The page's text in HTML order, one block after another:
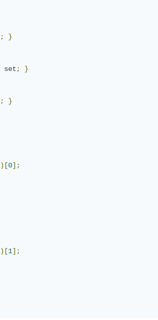
; }
set ; }
; }
)[0];
)[1];